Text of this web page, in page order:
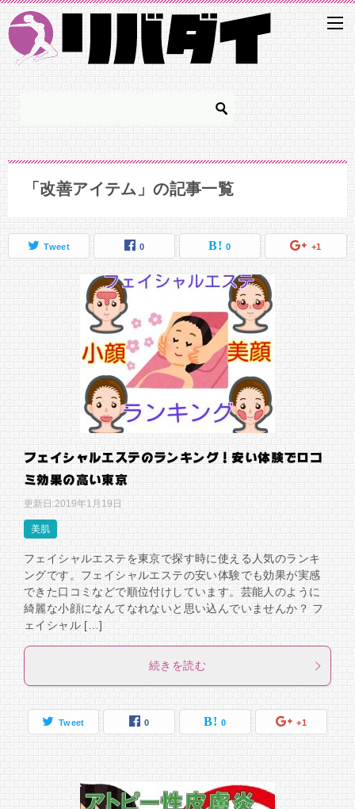
「改善アイテム」の記事一覧
Tweet 0 0 +1
フェイシャルエステのランキング！安い体験で口コ
ミ効果の高い東京
更新日:2019年1月19日
美肌
フェイシャルエステを東京で探す時に使える人気のランキ
ングです。フェイシャルエステの安い体験でも効果が実感
できた口コミなどで順位付けしています。芸能人のように
綺麗な小顔になんてなれないと思い込んでいませんか？ フ
ェイシャル […]
続きを読む
Tweet 0 0 +1